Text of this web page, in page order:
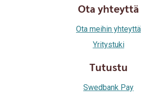
Ota yhteyttä
Ota meihin yhteyttä
Yritystuki
Tutustu
Swedbank Pay